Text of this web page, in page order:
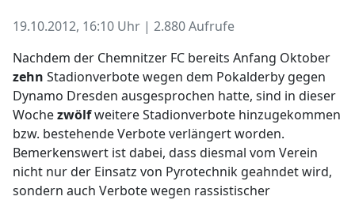
19.10.2012, 16:10 Uhr | 2.880 Aufrufe
Nachdem der Chemnitzer FC bereits Anfang Oktober
zehn Stadionverbote wegen dem Pokalderby gegen
Dynamo Dresden ausgesprochen hatte, sind in dieser
Wochezwölfweitere Stadionverbote hinzugekommen
bzw. bestehende Verbote verlängert worden.
Bemerkenswert ist dabei, dass diesmal vom Verein
nicht nur der Einsatz von Pyrotechnik geahndet wird,
sondern auch Verbote wegen rassistischer